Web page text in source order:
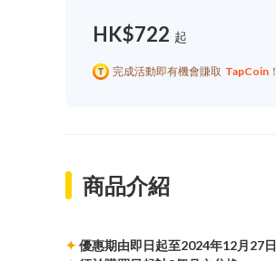
HK$722 起
完成活動即有機會賺取 TapCoin ！
商品介紹
✦ 優惠期由即日起至2024年12月27日